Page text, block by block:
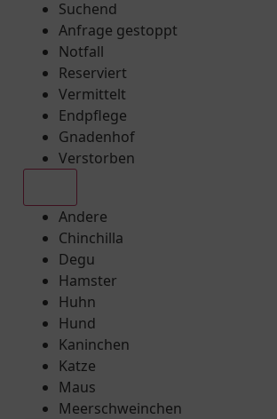
Suchend
Anfrage gestoppt
Notfall
Reserviert
Vermittelt
Endpflege
Gnadenhof
Verstorben
Andere
Chinchilla
Degu
Hamster
Huhn
Hund
Kaninchen
Katze
Maus
Meerschweinchen